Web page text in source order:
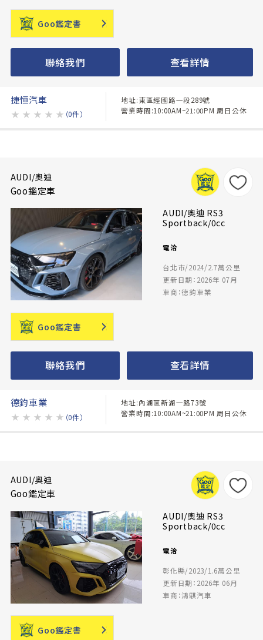
Goo鑑定書
聯絡我們 查看詳情
捷恒汽車
★ ★ ★ ★ ★ （0件）
地址:東區經國路一段289號
營業時間:10:00AM~21:00PM 周日公休
AUDI/奧迪
Goo鑑定車
AUDI/奧迪 RS3
Sportback/0cc
電洽
台北市/2024/2.7萬公里
更新日期：2026年 07月
車商：德鈞車業
Goo鑑定書
聯絡我們 查看詳情
德鈞車業
★ ★ ★ ★ ★ （0件）
地址:內湖區新湖一路73號
營業時間:10:00AM~21:00PM 周日公休
AUDI/奧迪
Goo鑑定車
AUDI/奧迪 RS3
Sportback/0cc
電洽
彰化縣/2023/1.6萬公里
更新日期：2026年 06月
車商：鴻騏汽車
Goo鑑定書